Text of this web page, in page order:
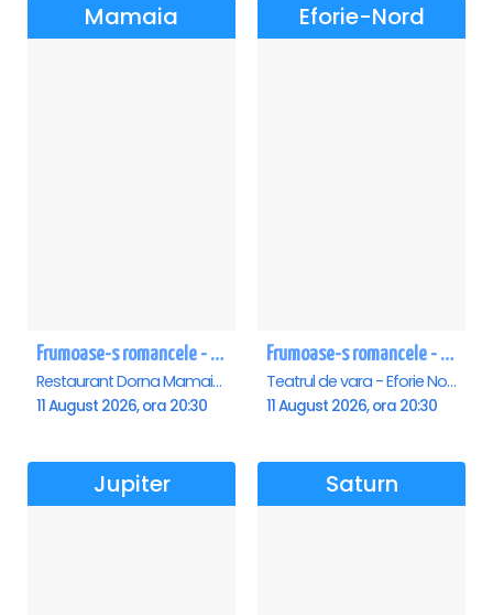
Mamaia
Frumoase-s romancele - Mamaia
Restaurant Dorna Mamaia, Mamaia
11 August 2026, ora 20:30
Eforie-Nord
Frumoase-s romancele - Eforie Nord
Teatrul de vara - Eforie Nord, Eforie-Nord
11 August 2026, ora 20:30
Jupiter Saturn